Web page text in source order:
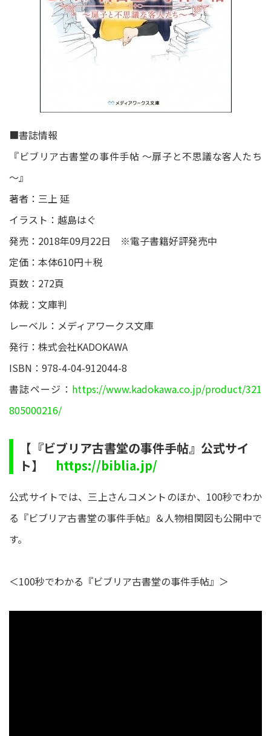
■書誌情報
『ビブリア古書堂の事件手帖 ～扉子と不思議な客人たち
～』
著者：三上 延
イラスト：越島はぐ
発売：2018年09月22日 ※電子書籍好評発売中
定価：本体610円＋税
頁数：272頁
体裁：文庫判
レーベル：メディアワークス文庫
発行：株式会社KADOKAWA
ISBN：978-4-04-912044-8
書誌ページ： https://www.kadokawa.co.jp/product/321
805000216/
【『ビブリア古書堂の事件手帖』公式サイ
ト】 https://biblia.jp/
公式サイトでは、三上さんコメントのほか、100秒でわか
る『ビブリア古書堂の事件手帖』＆人物相関図も公開中で
す。
＜100秒でわかる『ビブリア古書堂の事件手帖』＞